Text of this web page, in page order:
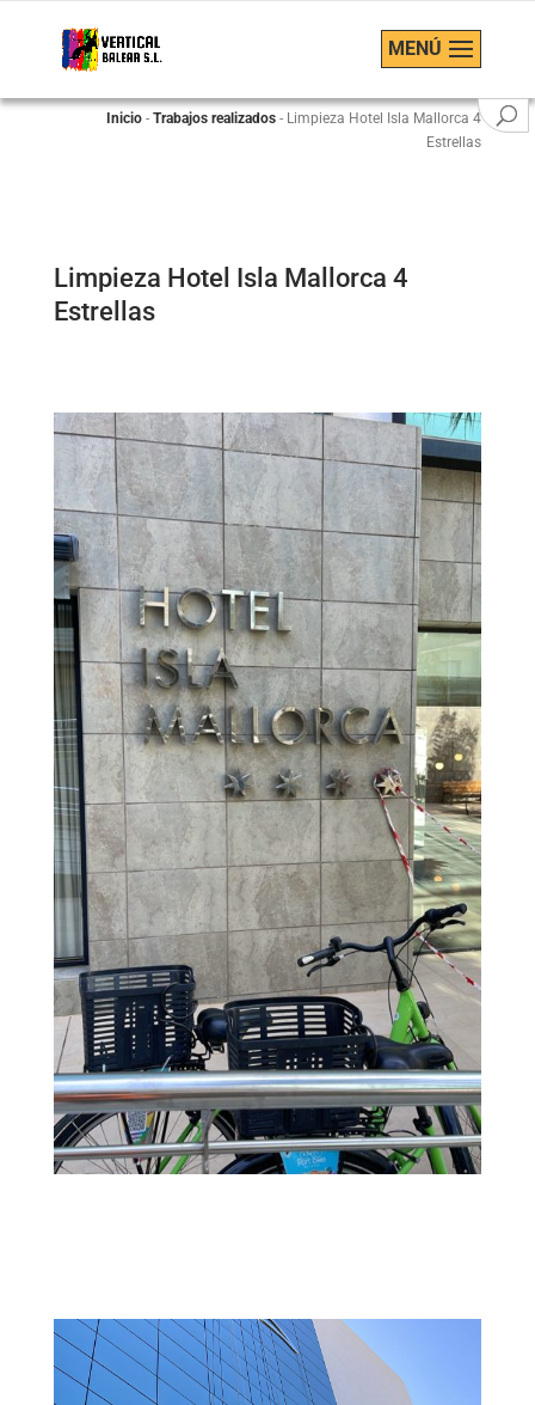
MENÚ
Inicio -Trabajos realizados - Limpieza Hotel Isla Mallorca 4
Estrellas
Limpieza Hotel Isla Mallorca 4
Estrellas